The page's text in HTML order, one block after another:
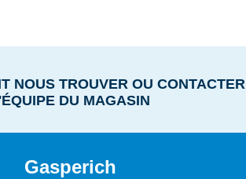
NOUS TROUVER OU CONTACTER
DU MAGASIN
Gasperich